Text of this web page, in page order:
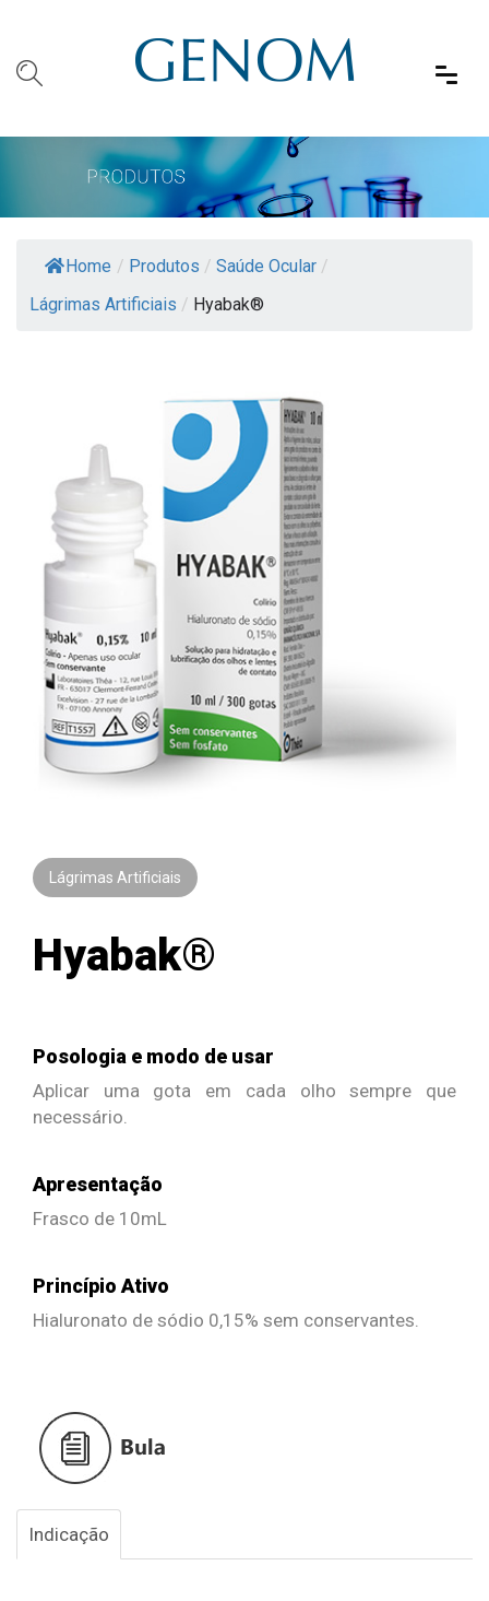
Home / Produtos / Saúde Ocular /
Lágrimas Artificiais / Hyabak®
Lágrimas Artificiais
Hyabak®
Posologia e modo de usar
Aplicar uma gota em cada olho sempre que
necessário.
Apresentação
Frasco de 10mL
Princípio Ativo
Hialuronato de sódio 0,15% sem conservantes.
Indicação